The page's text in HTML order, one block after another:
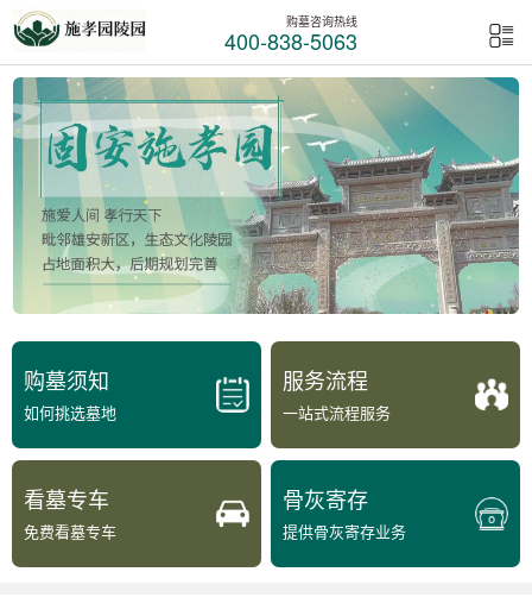
购墓咨询热线
400-838-5063
购墓须知
如何挑选墓地
服务流程
一站式流程服务
看墓专车
免费看墓专车
骨灰寄存
提供骨灰寄存业务